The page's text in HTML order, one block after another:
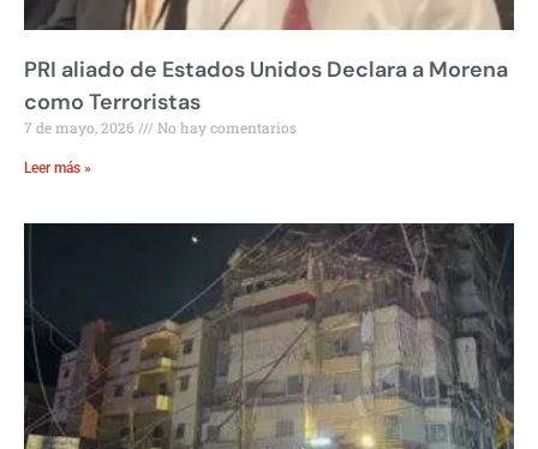
PRI aliado de Estados Unidos Declara a Morena
como Terroristas
7 de mayo, 2026 No hay comentarios
Leer más »